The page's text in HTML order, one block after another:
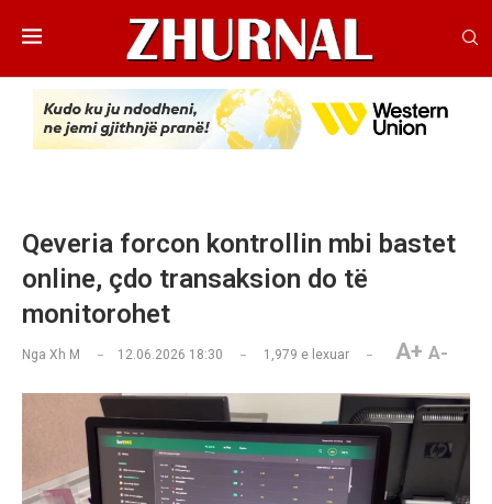
Qeveria forcon kontrollin mbi bastet
online, çdo transaksion do të
monitorohet
Nga Xh M 12.06.2026 18:30 1,979 e lexuar A+ A-